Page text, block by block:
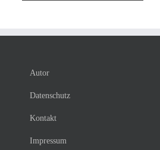
Autor
Datenschutz
Kontakt
Impressum